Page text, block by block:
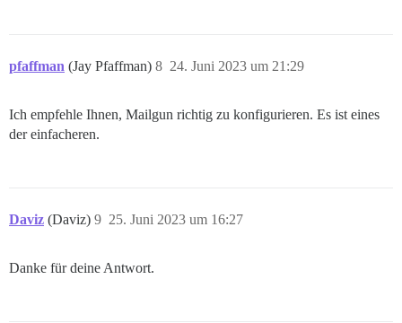
pfaffman (Jay Pfaffman) 24. Juni 2023 um 21:29
8
Ich empfehle Ihnen, Mailgun richtig zu konfigurieren. Es ist eines
der einfacheren.
Daviz (Daviz) 25. Juni 2023 um 16:27
9
Danke für deine Antwort.